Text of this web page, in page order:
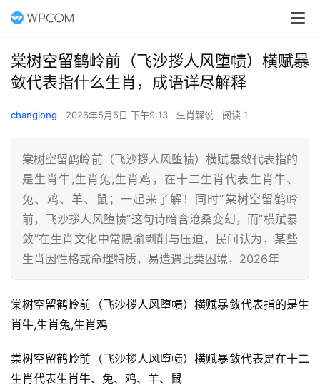
棠树空留鹤岭前（飞沙拶人风堕帻）横赋暴
敛代表指什么生肖，成语详尽解释
changlong 2026年5月5日 下午9:13 生肖解说 阅读 1
棠树空留鹤岭前（飞沙拶人风堕帻）横赋暴敛代表指的
是生肖牛,生肖兔,生肖鸡，在十二生肖代表生肖牛、
兔、鸡、羊、鼠；一起来了解！同时“棠树空留鹤岭
前，飞沙拶人风堕帻”这句诗暗含沧桑变幻，而“横赋暴
敛”在生肖文化中常隐喻剥削与压迫，民间认为，某些
生肖因性格或命理特质，易遭遇此类困境，2026年
棠树空留鹤岭前（飞沙拶人风堕帻）横赋暴敛代表指的是生
肖牛,生肖兔,生肖鸡
棠树空留鹤岭前（飞沙拶人风堕帻）横赋暴敛代表是在十二
生肖代表生肖牛、兔、鸡、羊、鼠